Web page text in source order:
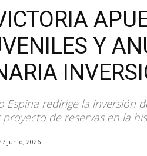
Y
Espina redirige la inversión
de reservas en la
junio, 2026